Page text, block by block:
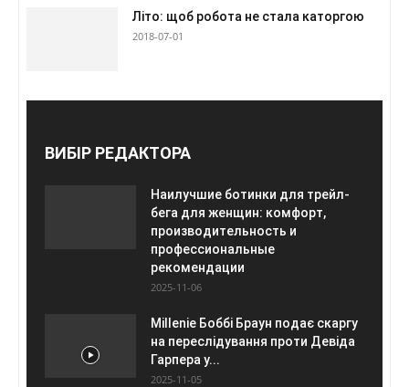
Літо: щоб робота не стала каторгою
2018-07-01
ВИБІР РЕДАКТОРА
Наилучшие ботинки для трейл-
бега для женщин: комфорт,
производительность и
профессиональные
рекомендации
2025-11-06
Millenie Боббі Браун подає скаргу
на переслідування проти Девіда
Гарпера у...
2025-11-05